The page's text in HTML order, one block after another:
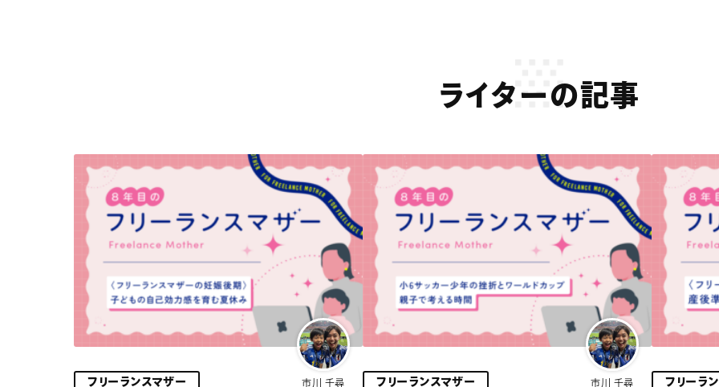
ライターの記事
市川 千尋
フリーランスマザー 市川 千尋
フリーランスマザー フリーラ